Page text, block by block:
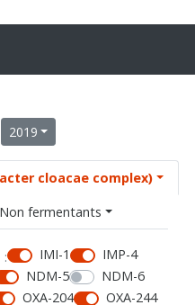
2019
cloacae complex)
Non fermentants
: IMI-1
IMP-4
NDM-5
NDM-6
OXA-204
OXA-244